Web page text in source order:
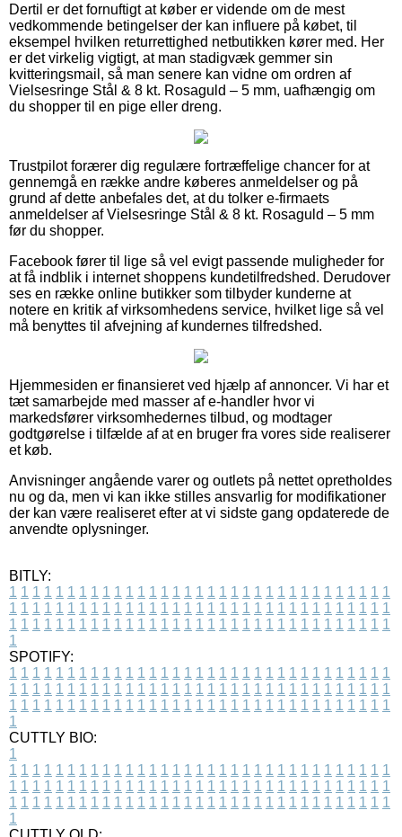
Dertil er det fornuftigt at køber er vidende om de mest
vedkommende betingelser der kan influere på købet, til
eksempel hvilken returrettighed netbutikken kører med. Her
er det virkelig vigtigt, at man stadigvæk gemmer sin
kvitteringsmail, så man senere kan vidne om ordren af
Vielsesringe Stål & 8 kt. Rosaguld – 5 mm, uafhængig om
du shopper til en pige eller dreng.
Trustpilot forærer dig regulære fortræffelige chancer for at
gennemgå en række andre køberes anmeldelser og på
grund af dette anbefales det, at du tolker e-firmaets
anmeldelser af Vielsesringe Stål & 8 kt. Rosaguld – 5 mm
før du shopper.
Facebook fører til lige så vel evigt passende muligheder for
at få indblik i internet shoppens kundetilfredshed. Derudover
ses en række online butikker som tilbyder kunderne at
notere en kritik af virksomhedens service, hvilket lige så vel
må benyttes til afvejning af kundernes tilfredshed.
Hjemmesiden er finansieret ved hjælp af annoncer. Vi har et
tæt samarbejde med masser af e-handler hvor vi
markedsfører virksomhedernes tilbud, og modtager
godtgørelse i tilfælde af at en bruger fra vores side realiserer
et køb.
Anvisninger angående varer og outlets på nettet opretholdes
nu og da, men vi kan ikke stilles ansvarlig for modifikationer
der kan være realiseret efter at vi sidste gang opdaterede de
anvendte oplysninger.
BITLY:
1 1 1 1 1 1 1 1 1 1 1 1 1 1 1 1 1 1 1 1 1 1 1 1 1 1 1 1 1 1 1 1 1
1 1 1 1 1 1 1 1 1 1 1 1 1 1 1 1 1 1 1 1 1 1 1 1 1 1 1 1 1 1 1 1 1
1 1 1 1 1 1 1 1 1 1 1 1 1 1 1 1 1 1 1 1 1 1 1 1 1 1 1 1 1 1 1 1 1
1
SPOTIFY:
1 1 1 1 1 1 1 1 1 1 1 1 1 1 1 1 1 1 1 1 1 1 1 1 1 1 1 1 1 1 1 1 1
1 1 1 1 1 1 1 1 1 1 1 1 1 1 1 1 1 1 1 1 1 1 1 1 1 1 1 1 1 1 1 1 1
1 1 1 1 1 1 1 1 1 1 1 1 1 1 1 1 1 1 1 1 1 1 1 1 1 1 1 1 1 1 1 1 1
1
CUTTLY BIO:
1
1 1 1 1 1 1 1 1 1 1 1 1 1 1 1 1 1 1 1 1 1 1 1 1 1 1 1 1 1 1 1 1 1
1 1 1 1 1 1 1 1 1 1 1 1 1 1 1 1 1 1 1 1 1 1 1 1 1 1 1 1 1 1 1 1 1
1 1 1 1 1 1 1 1 1 1 1 1 1 1 1 1 1 1 1 1 1 1 1 1 1 1 1 1 1 1 1 1 1
1